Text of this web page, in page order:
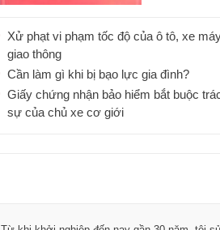
Xử phạt vi phạm tốc độ của ô tô, xe
giao thông
Cần làm gì khi bị bạo lực gia đình?
Giấy chứng nhận bảo hiểm bắt buộc
sự của chủ xe cơ giới